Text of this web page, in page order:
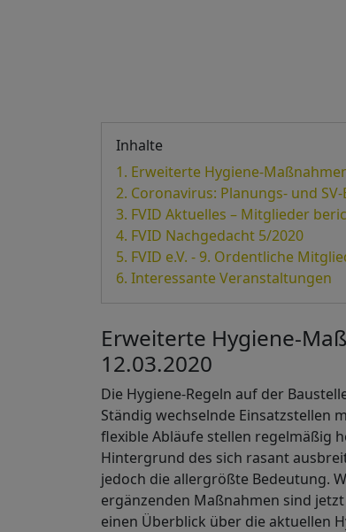
Inhalte
Erweiterte Hygiene-
Coronavirus: Planungs- und
FVID Aktuelles – Mitglieder
FVID Nachgedacht 5/2020
FVID e.V. - 9. Ordentliche
Interessante Veranstaltungen
Erweiterte Hygiene-
12.03.2020
Die Hygiene-Regeln auf der
Ständig wechselnde Einsatzstellen
flexible Abläufe stellen regelmäßig
Hintergrund des sich rasant
jedoch die allergrößte Bedeutung.
ergänzenden Maßnahmen sind
einen Überblick über die aktuellen